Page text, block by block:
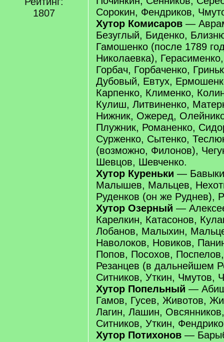
1807
Сорокин, Фендриков,
Хутор Комисаров —
Безуглый, Биденко,
Гамошенко (после 1789
Николаевка),
Горбач, Горбаченко,
Дубовый, Евтух,
Карпенко, Клименко,
Кулиш, Литвиненко,
Нижник, Ожеред,
Плужник, Романенко,
Сурженко, Сытенко,
(возможно, Филонов),
Шевцов, Шевченко.
Хутор Куреньки —
Малышев, Мальцев,
Руденков (он же Руднев),
Хутор Озерный —
Карелкин, Катасонов,
Лобанов, Малыхин,
Наволоков, Новиков,
Попов, Посохов,
Резанцев (в дальнейшем
Ситников, Уткин, Чмутов,
Хутор Попельный —
Гамов, Гусев, Животов,
Лагин, Лашин,
Ситников, Уткин,
Хутор Потихонов —